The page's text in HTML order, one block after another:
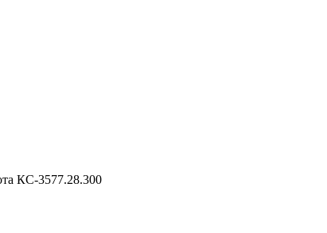
КС-3577.28.300